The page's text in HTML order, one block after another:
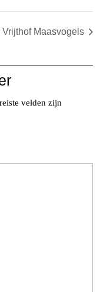
Vrijthof Maasvogels
velden zijn